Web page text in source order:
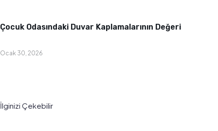
Çocuk Odasındaki Duvar Kaplamalarının Değeri
Ocak 30, 2026
İlginizi Çekebilir